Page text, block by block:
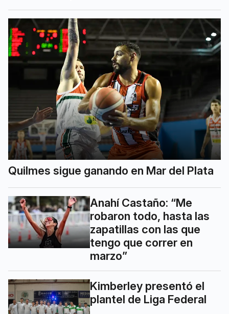
Quilmes sigue ganando en Mar del Plata
Anahí Castaño: “Me
robaron todo, hasta las
zapatillas con las que
tengo que correr en
marzo”
Kimberley presentó el
plantel de Liga Federal